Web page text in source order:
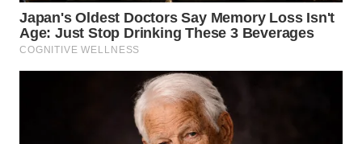
WN
SULUT
WN